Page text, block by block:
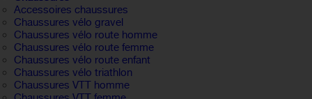
Accessoires chaussures
Chaussures vélo gravel
Chaussures vélo route homme
Chaussures vélo route femme
Chaussures vélo route enfant
Chaussures vélo triathlon
Chaussures VTT homme